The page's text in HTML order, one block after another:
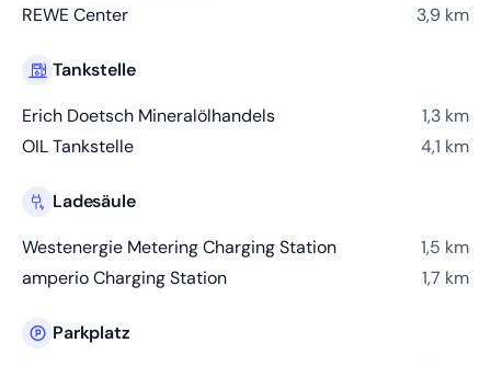
REWE Center
3,9 km
Tankstelle
Erich Doetsch Mineralölhandels
1,3 km
OIL Tankstelle
4,1 km
Ladesäule
Westenergie Metering Charging Station
1,5 km
amperio Charging Station
1,7 km
Parkplatz